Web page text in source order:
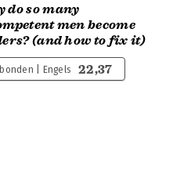
do so many
men become
(and how to fix it)
| Engels 22,37